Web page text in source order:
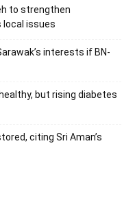
to strengthen
issues
interests if BN-
but rising diabetes
citing Sri Aman’s